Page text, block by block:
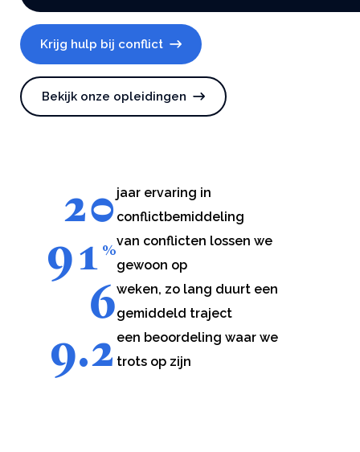
Krijg hulp bij conflict
Bekijk onze opleidingen
20jaar ervaring in
conflictbemiddeling
91 %van conflicten lossen we
gewoon op
6weken, zo lang duurt een
gemiddeld traject
9.2 een beoordeling waar we
trots op zijn